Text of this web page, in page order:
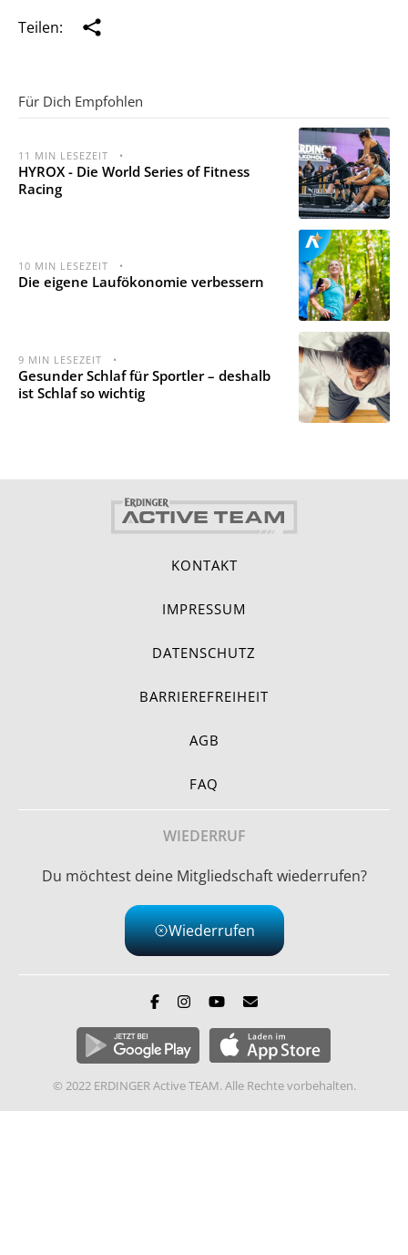
Teilen:
Für Dich Empfohlen
11 MIN LESEZEIT •
HYROX - Die World Series of Fitness
Racing
10 MIN LESEZEIT •
Die eigene Laufökonomie verbessern
9 MIN LESEZEIT •
Gesunder Schlaf für Sportler – deshalb
ist Schlaf so wichtig
KONTAKT
IMPRESSUM
DATENSCHUTZ
BARRIEREFREIHEIT
AGB
FAQ
WIEDERRUF
Du möchtest deine Mitgliedschaft wiederrufen?
Wiederrufen
© 2022 ERDINGER Active TEAM. Alle Rechte vorbehalten.